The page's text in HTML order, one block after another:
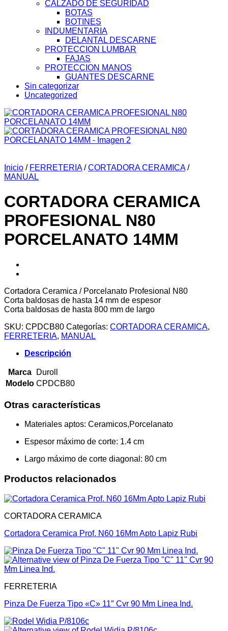
CALZADO DE SEGURIDAD
BOTAS
BOTINES
INDUMENTARIA
DELANTAL DESCARNE
PROTECCION LUMBAR
FAJAS
PROTECCION MANOS
GUANTES DESCARNE
Sin categorizar
Uncategorized
Inicio / FERRETERIA / CORTADORA CERAMICA /
MANUAL
CORTADORA CERAMICA
PROFESIONAL N80
PORCELANATO 14MM
Cortadora Ceramica / Porcelanato Profesional N80
Corta baldosas de hasta 14 mm de espesor
Corta baldosas de hasta 800 mm de largo
SKU: CPDCB80 Categorías: CORTADORA CERAMICA,
FERRETERIA, MANUAL
Descripción
Marca
Duroll
Modelo CPDCB80
Otras características
Materiales aptos: Ceramicos,Porcelanato
Espesor máximo de corte: 1.4 cm
Largo máximo de corte diagonal : 80 cm
Productos relacionados
CORTADORA CERAMICA
Cortadora Ceramica Prof. N60 16Mm Apto Lapiz Rubi
FERRETERIA
Pinza De Fuerza Tipo «C» 11″ Cvr 90 Mm Linea Ind.